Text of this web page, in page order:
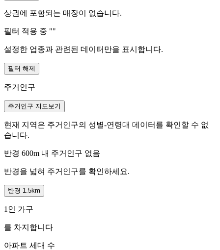
상권에 포함되는 매장이 없습니다.
필터 적용 중 ""
설정한 업종과 관련된 데이터만을 표시합니다.
필터 해제
주거인구
주거인구 지도보기
현재 지역은 주거인구의 성별-연령대 데이터를 확인할 수 없
습니다.
반경 600m 내 주거인구 없음
반경을 넓혀 주거인구를 확인하세요.
반경 1.5km
1인 가구
를 차지합니다
아파트 세대 수